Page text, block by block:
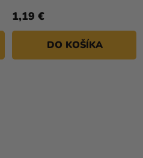
1,19 €
DO KOŠÍKA